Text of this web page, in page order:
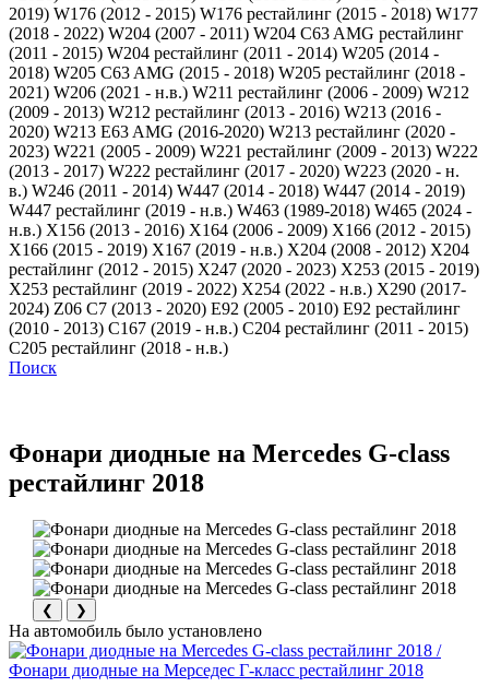
2019) W176 (2012 - 2015) W176 рестайлинг (2015 - 2018) W177
(2018 - 2022) W204 (2007 - 2011) W204 C63 AMG рестайлинг
(2011 - 2015) W204 рестайлинг (2011 - 2014) W205 (2014 -
2018) W205 C63 AMG (2015 - 2018) W205 рестайлинг (2018 -
2021) W206 (2021 - н.в.) W211 рестайлинг (2006 - 2009) W212
(2009 - 2013) W212 рестайлинг (2013 - 2016) W213 (2016 -
2020) W213 E63 AMG (2016-2020) W213 рестайлинг (2020 -
2023) W221 (2005 - 2009) W221 рестайлинг (2009 - 2013) W222
(2013 - 2017) W222 рестайлинг (2017 - 2020) W223 (2020 - н.
в.) W246 (2011 - 2014) W447 (2014 - 2018) W447 (2014 - 2019)
W447 рестайлинг (2019 - н.в.) W463 (1989-2018) W465 (2024 -
н.в.) X156 (2013 - 2016) X164 (2006 - 2009) X166 (2012 - 2015)
X166 (2015 - 2019) X167 (2019 - н.в.) X204 (2008 - 2012) X204
рестайлинг (2012 - 2015) X247 (2020 - 2023) X253 (2015 - 2019)
X253 рестайлинг (2019 - 2022) X254 (2022 - н.в.) X290 (2017-
2024) Z06 C7 (2013 - 2020) Е92 (2005 - 2010) Е92 рестайлинг
(2010 - 2013) С167 (2019 - н.в.) С204 рестайлинг (2011 - 2015)
С205 рестайлинг (2018 - н.в.)
Поиск
Фонари диодные на Mercedes G-class
рестайлинг 2018
❮ ❯
На автомобиль было установлено